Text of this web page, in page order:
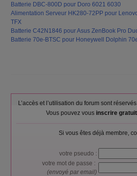
Batterie DBC-800D pour Doro 6021 6030
Alimentation Serveur HK280-72PP pour
TFX
Batterie C42N1846 pour Asus ZenBook Pro
Batterie 70e-BTSC pour Honeywell Dolphin
L’accès et l’utilisation du forum sont
Vous pouvez vous inscrire
Si vous êtes déjà membre,
votre pseudo :
votre mot de passe :
(envoyé par email)